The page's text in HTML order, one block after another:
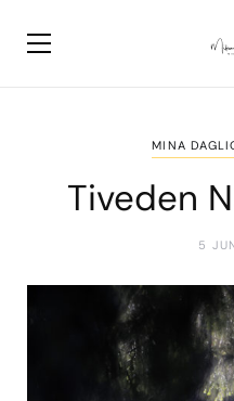
MINA
Tiveden
5